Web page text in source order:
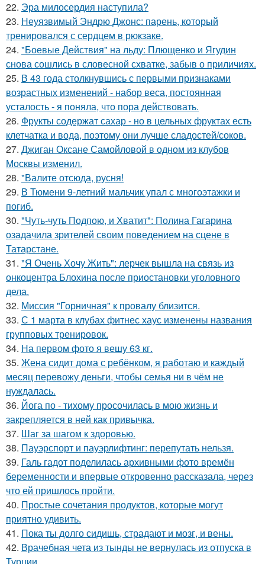
22. Эра милосердия наступила?
23. Неуязвимый Эндрю Джонс: парень, который
тренировался с сердцем в рюкзаке.
24. "Боевые Действия" на льду: Плющенко и Ягудин
снова сошлись в словесной схватке, забыв о приличиях.
25. В 43 года столкнувшись с первыми признаками
возрастных изменений - набор веса, постоянная
усталость - я поняла, что пора действовать.
26. Фрукты содержат сахар - но в цельных фруктах есть
клетчатка и вода, поэтому они лучше сладостей/соков.
27. Джиган Оксане Самойловой в одном из клубов
Москвы изменил.
28. "Валите отсюда, русня!
29. В Тюмени 9-летний мальчик упал с многоэтажки и
погиб.
30. "Чуть-чуть Подпою, и Хватит": Полина Гагарина
озадачила зрителей своим поведением на сцене в
Татарстане.
31. "Я Очень Хочу Жить": лерчек вышла на связь из
онкоцентра Блохина после приостановки уголовного
дела.
32. Миссия "Горничная" к провалу близится.
33. С 1 марта в клубах фитнес хаус изменены названия
групповых тренировок.
34. На первом фото я вешу 63 кг.
35. Жена сидит дома с ребёнком, я работаю и каждый
месяц перевожу деньги, чтобы семья ни в чём не
нуждалась.
36. Йога по - тихому просочилась в мою жизнь и
закрепляется в ней как привычка.
37. Шаг за шагом к здоровью.
38. Пауэрспорт и пауэрлифтинг: перепутать нельзя.
39. Галь гадот поделилась архивными фото времён
беременности и впервые откровенно рассказала, через
что ей пришлось пройти.
40. Простые сочетания продуктов, которые могут
приятно удивить.
41. Пока ты долго сидишь, страдают и мозг, и вены.
42. Врачебная чета из тынды не вернулась из отпуска в